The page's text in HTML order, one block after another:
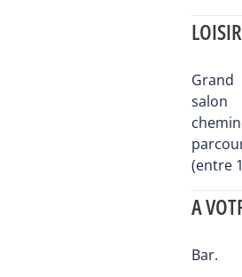
(entre
A
Bar.